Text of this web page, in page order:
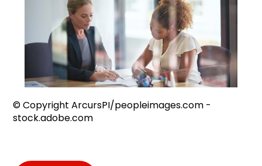
© Copyright ArcursPI/peopleimages.com -
stock.adobe.com